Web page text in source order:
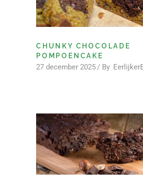
CHUNKY CHOCOLADE
POMPOENCAKE
27 december 2025 By